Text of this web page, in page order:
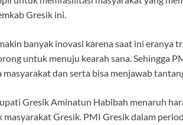
Gresik ini.
banyak inovasi karena saat ini eranya
untuk menuju kearah sana. Sehingga
dan serta bisa menjawab
Gresik Aminatun Habibah menaruh
Gresik. PMI Gresik dalam